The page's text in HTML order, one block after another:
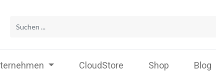
CloudStore Shop Blog